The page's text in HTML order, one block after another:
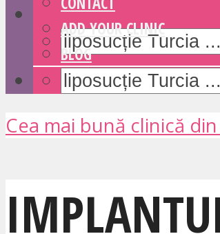
ADD YOUR CLINIC
BLOG
Cea mai bună clinică